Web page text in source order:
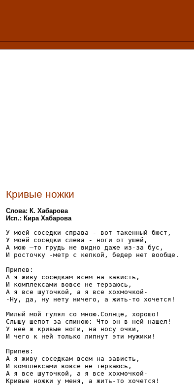
Кривые ножки
Слова: К. Хабарова
Исп.: Кира Хабарова
У моей соседки справа - вот такенный бюст,
У моей соседки слева - ноги от ушей,
А мою –то грудь не видно даже из-за бус,
И росточку -метр с кепкой, бедер нет вообще.
Припев:
А я живу соседкам всем на зависть,
И комплексами вовсе не терзаюсь,
А я все шуточкой, а я все хохмочкой-
-Ну, да, ну нету ничего, а жить-то хочется!
Милый мой гулял со мною.Солнце, хорошо!
Слышу шепот за спиною: Что он в ней нашел!
У нее ж кривые ноги, на носу очки,
И чего к ней только липнут эти мужики!
Припев:
А я живу соседкам всем на зависть,
И комплексами вовсе не терзаюсь,
А я все шуточкой, а я все хохмочкой-
Кривые ножки у меня, а жить-то хочется!